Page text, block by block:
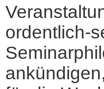
ordentlich-